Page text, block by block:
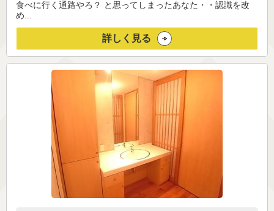
食べに行く通路やろ？ と思ってしまったあなた・・認識を改
め...
詳しく見る